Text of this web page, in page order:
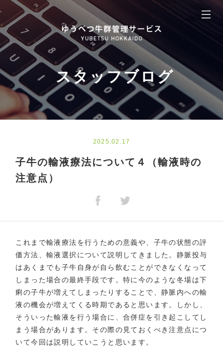
スタッフブログ
2025.02.17
子牛の輸液療法について４（輸液時の
注意点）
これまで輸液療法を行うための意義や、子牛の状態の評
価方法、輸液選択について説明してきました。静脈投与
はあくまでも子牛自身が自ら飲むことができなくなって
しまった場合の最終手段です。特に今のような冬場は下
痢の子牛が増えてしまったりすることで、静脈内への輸
液の機会が増えてくる時期であると思います。しかし、
そういった輸液を行う場合に、合併症を引き起こしてし
まう場合があります。その際の見ておくべき注意点につ
いて今回は説明していこうと思います。